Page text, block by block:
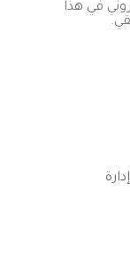
في هذا